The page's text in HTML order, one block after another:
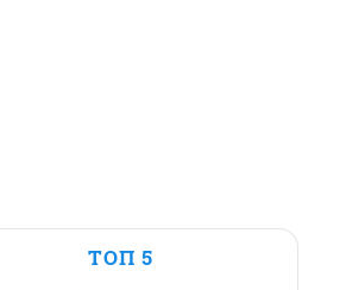
ТОП 5